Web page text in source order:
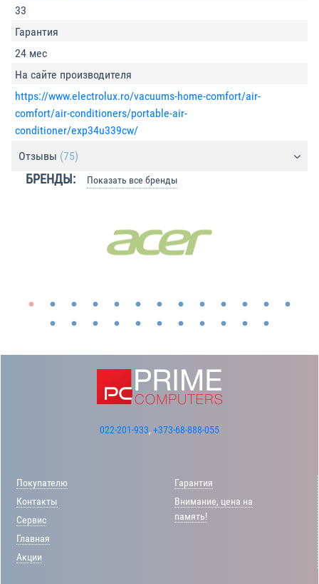
33
Гарантия
24 мес
На сайте производителя
https://www.electrolux.ro/vacuums-home-comfort/air-
comfort/air-conditioners/portable-air-
conditioner/exp34u339cw/
Отзывы (75)
БРЕНДЫ: Показать все бренды
022-201-933, +373-68-888-055
Покупателю
Контакты
Сервис
Главная
Акции
Гарантия
Внимание, цена на
память!